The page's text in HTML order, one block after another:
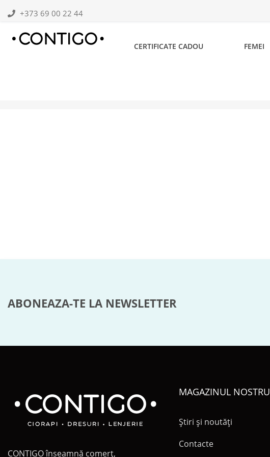
+373 69 00 22 44
CERTIFICATE CADOU FEMEI
ABONEAZA-TE LA NEWSLETTER
CONTIGO înseamnă comerț,
MAGAZINUL NOSTRU
Știri și noutăți
Contacte